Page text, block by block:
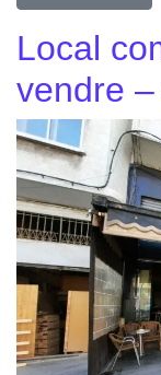
Local
vendre